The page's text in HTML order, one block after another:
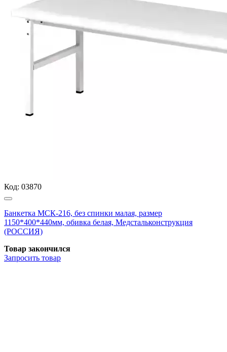
Код: 03870
Банкетка МСК-216, без спинки малая, размер
1150*400*440мм, обивка белая, Медстальконструкция
(РОССИЯ)
Товар закончился
Запросить товар